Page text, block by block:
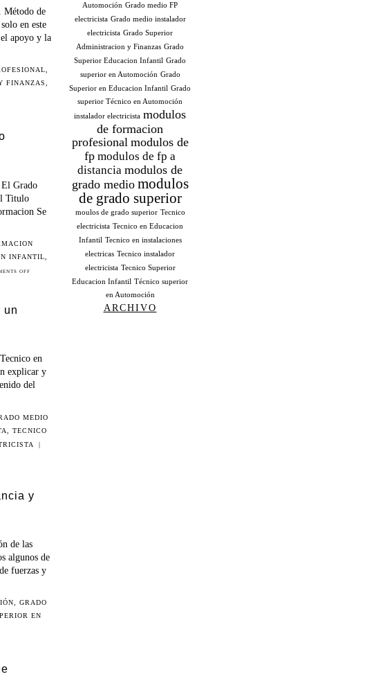
Método de
en este
apoyo y la
,
FINANZAS,
El Grado
Titulo
Se
INFANTIL
OFF
un
en
explicar y
del
MEDIO
TECNICO
|
y
de las
algunos de
fuerzas y
,GRADO
EN
Automoción Grado medio FP
electricista Grado medio instalador
electricista Grado Superior
Administracion y Finanzas Grado
Superior Educacion Infantil Grado
superior en Automoción Grado
Superior en Educacion Infantil Grado
superior Técnico en Automoción
instalador electricista modulos
de formacion
profesional modulos de
fp modulos de fp a
distancia modulos de
grado medio modulos
de grado superior
moulos de grado superior Tecnico
electricista Tecnico en Educacion
Infantil Tecnico en instalaciones
electricas Tecnico instalador
electricista Tecnico Superior
Educacion Infantil Técnico superior
en Automoción
ARCHIVO